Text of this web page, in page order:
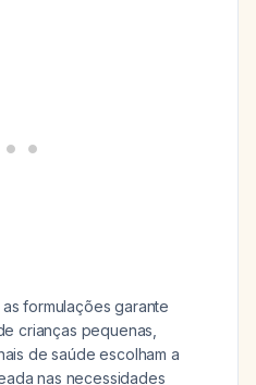
formulações garante
crianças pequenas,
de saúde escolham a
nas necessidades